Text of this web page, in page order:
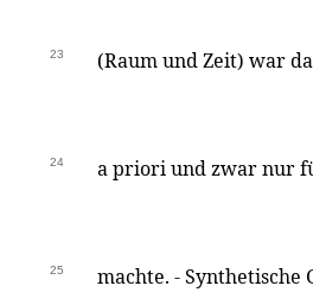
23 (Raum und Zeit) war
24 a priori und zwar nur
25 machte. - Synthetische